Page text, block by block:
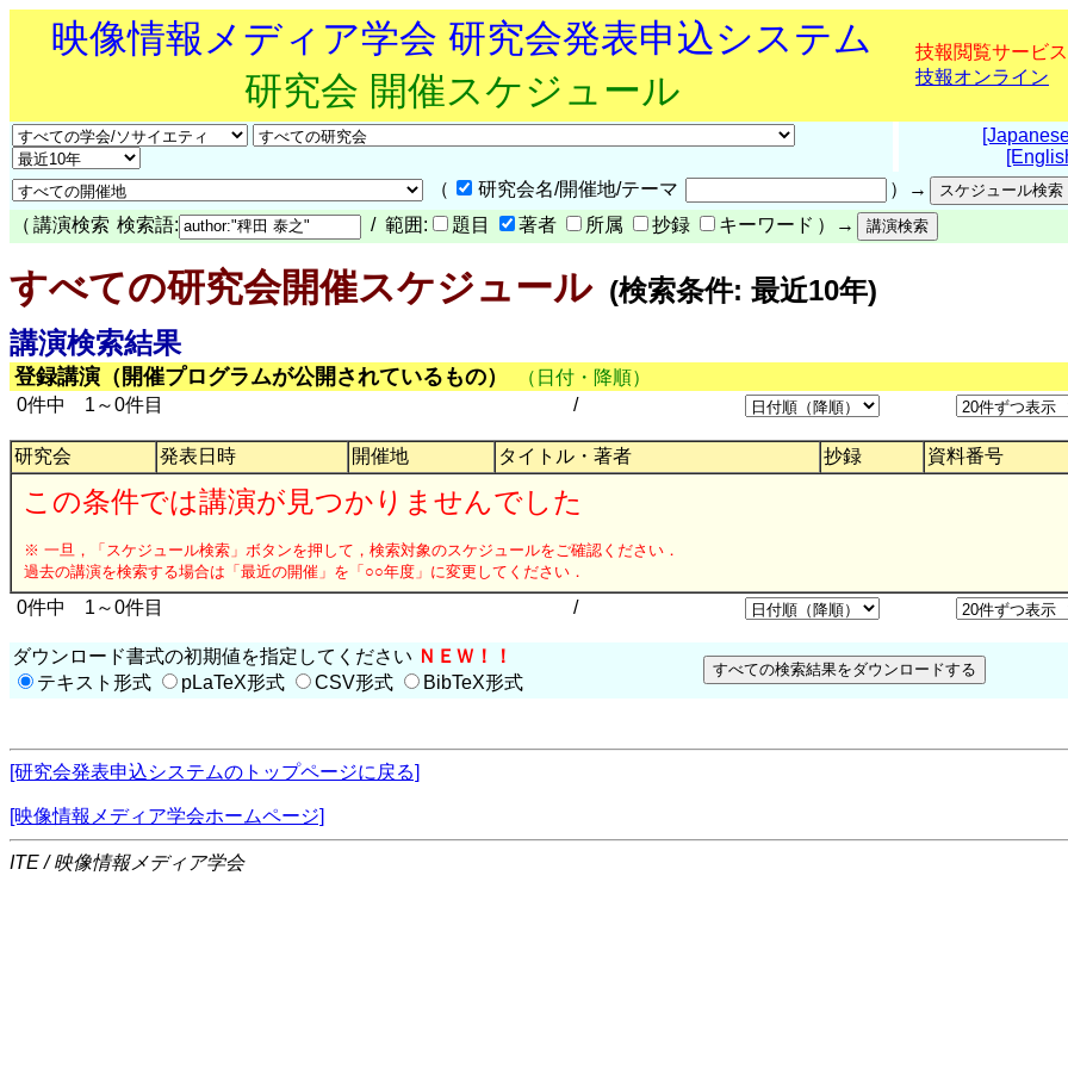
映像情報メディア学会 研究会発表申込システム
研究会 開催スケジュール
技報閲覧サービス
技報オンライン
（
研究会名/開催地/テーマ
）→
（ 講演検索 検索語: / 範囲: 題目 著者 所属 抄録 キーワード ）→
すべての研究会開催スケジュール(検索条件: 最近10年)
講演検索結果
登録講演（開催プログラムが公開されているもの）
（日付・降順）
0件中 1～0件目
/
研究会 発表日時 開催地 タイトル・著者 抄録 資料番号
この条件では講演が見つかりませんでした
※ 一旦，「スケジュール検索」ボタンを押して，検索対象のスケジュールをご確認ください．
過去の講演を検索する場合は「最近の開催」を「○○年度」に変更してください．
0件中 1～0件目 /
ダウンロード書式の初期値を指定してください ＮＥＷ！！
テキスト形式
pLaTeX形式 CSV形式 BibTeX形式
[研究会発表申込システムのトップページに戻る]
[映像情報メディア学会ホームページ]
ITE / 映像情報メディア学会